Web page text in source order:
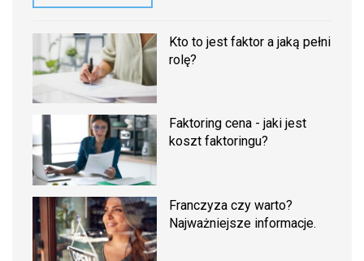
Kto to jest faktor a jaką pełni
rolę?
Faktoring cena - jaki jest
koszt faktoringu?
Franczyza czy warto?
Najważniejsze informacje.